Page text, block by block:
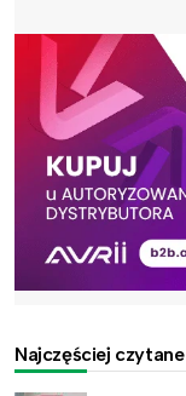
Najczęściej czytane